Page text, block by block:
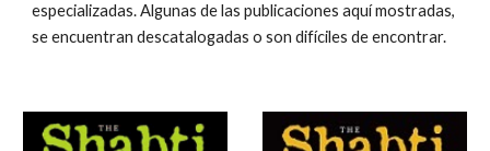
especializadas. Algunas de las publicaciones aquí mostradas,
se encuentran descatalogadas o son difíciles de encontrar.